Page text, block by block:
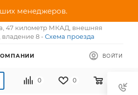
менеджеров.
47 километр МКАД, внешняя
владение 8 - Схема проезда
ВОЙТИ
0 0